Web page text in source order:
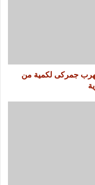
7 محاولات تهرب جمركى لكمية من